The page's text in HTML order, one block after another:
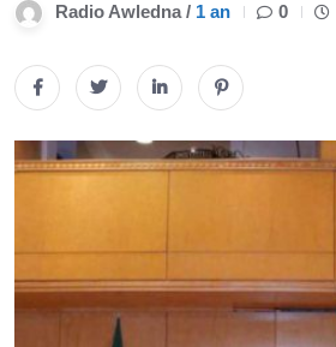
Radio Awledna / 1 an 0